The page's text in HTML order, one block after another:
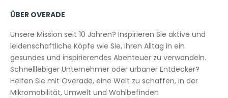
ÜBER OVERADE
Unsere Mission seit 10 Jahren? Inspirieren Sie aktive und
leidenschaftliche Köpfe wie Sie, ihren Alltag in ein
gesundes und inspirierendes Abenteuer zu verwandeln.
Schnelllebiger Unternehmer oder urbaner Entdecker?
Helfen Sie mit Overade, eine Welt zu schaffen, in der
Mikromobilität, Umwelt und Wohlbefinden